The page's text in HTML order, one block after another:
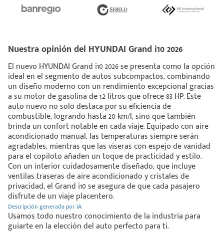
Nuestra opinión del HYUNDAI Grand i10 2026
El nuevo HYUNDAI Grand i10 2026 se presenta como la opción
ideal en el segmento de autos subcompactos, combinando
un diseño moderno con un rendimiento excepcional gracias
a su motor de gasolina de 1.2 litros que ofrece 83 HP. Este
auto nuevo no solo destaca por su eficiencia de
combustible, logrando hasta 20 km/l, sino que también
brinda un confort notable en cada viaje. Equipado con aire
acondicionado manual, las temperaturas siempre serán
agradables, mientras que las viseras con espejo de vanidad
para el copiloto añaden un toque de practicidad y estilo.
Con un interior cuidadosamente diseñado, que incluye
ventilas traseras de aire acondicionado y cristales de
privacidad, el Grand i10 se asegura de que cada pasajero
disfrute de un viaje placentero.
Descripción generada por IA
Usamos todo nuestro conocimiento de la industria para
guiarte en la elección del auto perfecto para ti.